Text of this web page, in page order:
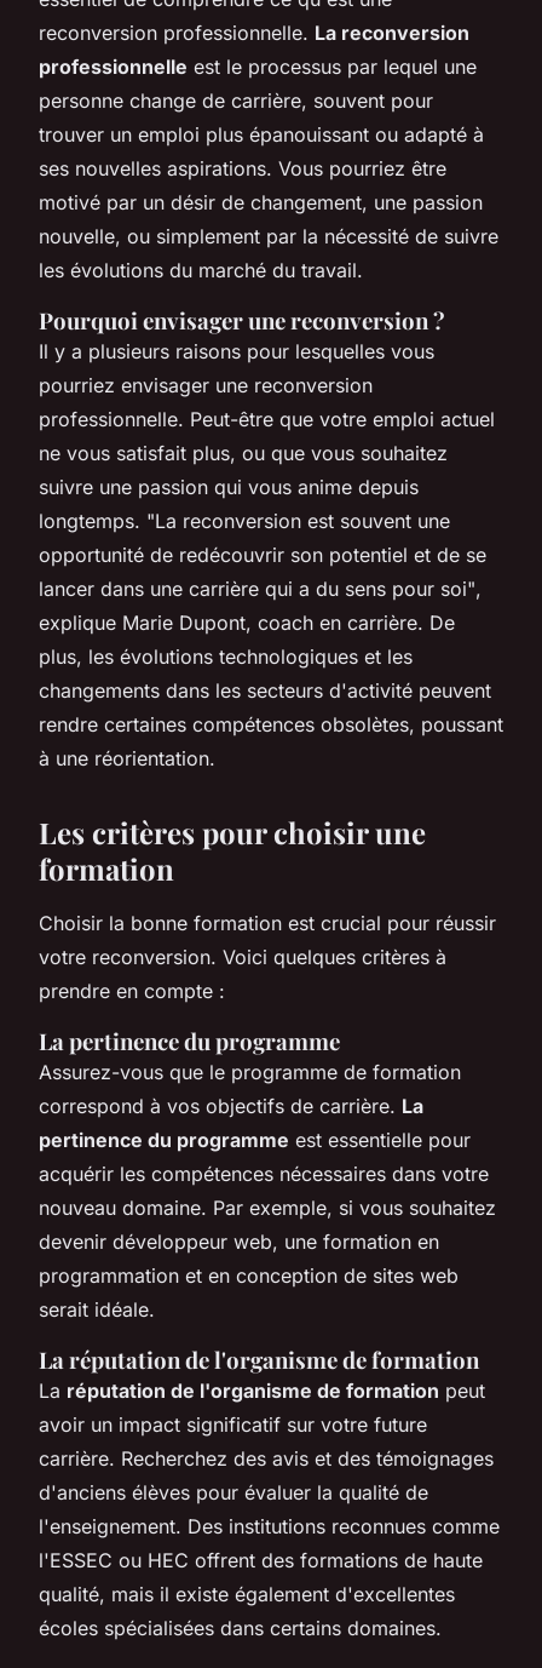
reconversion professionnelle. La reconversion
professionnelle est le processus par lequel une
personne change de carrière, souvent pour
trouver un emploi plus épanouissant ou adapté à
ses nouvelles aspirations. Vous pourriez être
motivé par un désir de changement, une passion
nouvelle, ou simplement par la nécessité de suivre
les évolutions du marché du travail.
Pourquoi envisager une reconversion ?
Il y a plusieurs raisons pour lesquelles vous
pourriez envisager une reconversion
professionnelle. Peut-être que votre emploi actuel
ne vous satisfait plus, ou que vous souhaitez
suivre une passion qui vous anime depuis
longtemps. "La reconversion est souvent une
opportunité de redécouvrir son potentiel et de se
lancer dans une carrière qui a du sens pour soi",
explique Marie Dupont, coach en carrière. De
plus, les évolutions technologiques et les
changements dans les secteurs d'activité peuvent
rendre certaines compétences obsolètes, poussant
à une réorientation.
Les critères pour choisir une
formation
Choisir la bonne formation est crucial pour réussir
votre reconversion. Voici quelques critères à
prendre en compte :
La pertinence du programme
Assurez-vous que le programme de formation
correspond à vos objectifs de carrière. La
pertinence du programme est essentielle pour
acquérir les compétences nécessaires dans votre
nouveau domaine. Par exemple, si vous souhaitez
devenir développeur web, une formation en
programmation et en conception de sites web
serait idéale.
La réputation de l'organisme de formation
La réputation de l'organisme de formation peut
avoir un impact significatif sur votre future
carrière. Recherchez des avis et des témoignages
d'anciens élèves pour évaluer la qualité de
l'enseignement. Des institutions reconnues comme
l'ESSEC ou HEC offrent des formations de haute
qualité, mais il existe également d'excellentes
écoles spécialisées dans certains domaines.